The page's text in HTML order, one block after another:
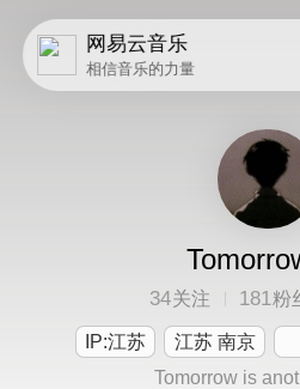
网易云音乐
相信音乐的力量
34关注 181粉
IP:江苏 江苏 南京
Tomorrow is